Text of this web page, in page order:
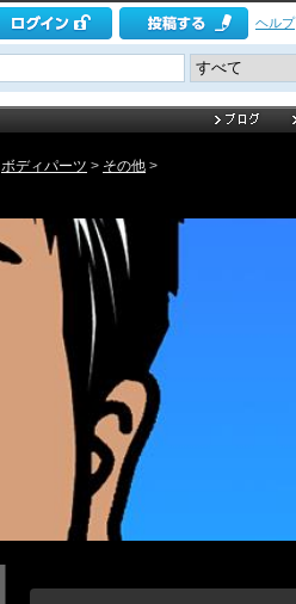
ヘルプ
ボディパーツ > その他 >